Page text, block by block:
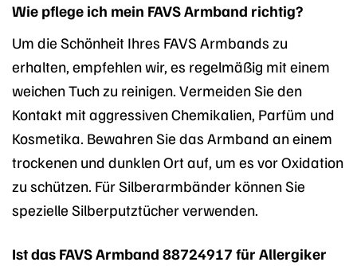
Wie pflege ich mein FAVS Armband richtig?
Um die Schönheit Ihres FAVS Armbands zu
erhalten, empfehlen wir, es regelmäßig mit einem
weichen Tuch zu reinigen. Vermeiden Sie den
Kontakt mit aggressiven Chemikalien, Parfüm und
Kosmetika. Bewahren Sie das Armband an einem
trockenen und dunklen Ort auf, um es vor Oxidation
zu schützen. Für Silberarmbänder können Sie
spezielle Silberputztücher verwenden.
Ist das FAVS Armband 88724917 für Allergiker